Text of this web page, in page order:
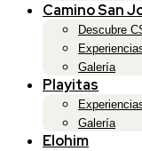
Camino San
Descubre
Galería
Playitas
Galería
Elohim